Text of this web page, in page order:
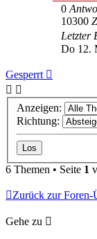
0
10300
Letzter
Do 12.
Gesperrt
Anzeigen:
Richtung:
6 Themen • Seite 1
Zurück zur Foren-
Gehe zu